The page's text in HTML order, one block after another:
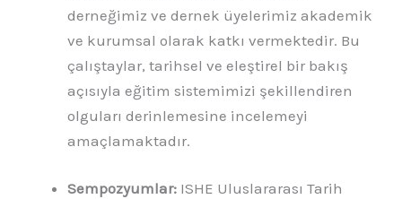
derneğimiz ve dernek üyelerimiz akademik
ve kurumsal olarak katkı vermektedir. Bu
çalıştaylar, tarihsel ve eleştirel bir bakış
açısıyla eğitim sistemimizi şekillendiren
olguları derinlemesine incelemeyi
amaçlamaktadır.
Sempozyumlar: ISHE Uluslararası Tarih